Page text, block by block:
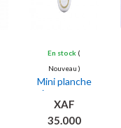
En stock (
Nouveau )
Mini planche
à repasser
électrique
sans fil
XAF
35.000